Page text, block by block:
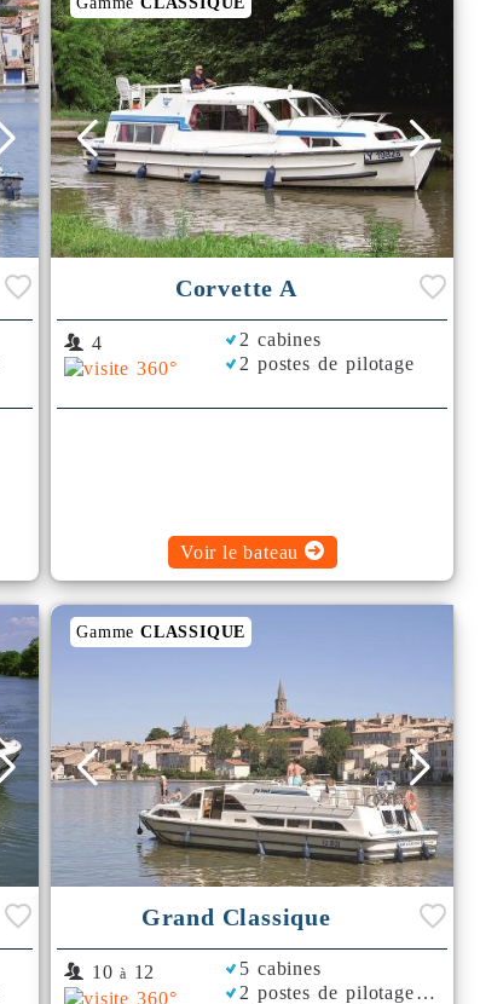
Corvette A
4
2 cabines
2 postes de pilotage
Voir le bateau
GammeCLASSIQUE
Grand Classique
10 à 12
5 cabines
2 postes de pilotage